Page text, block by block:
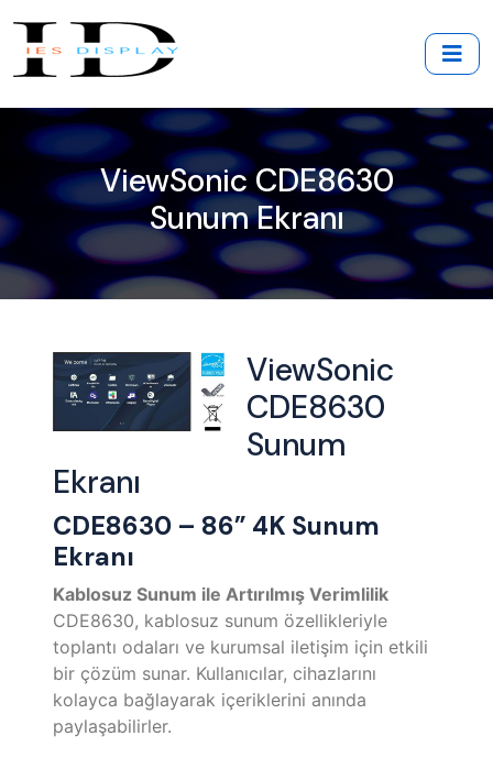
ViewSonic CDE8630
Sunum Ekranı
ViewSonic
CDE8630
Sunum
Ekranı
CDE8630 – 86” 4K Sunum
Ekranı
Kablosuz Sunum ile Artırılmış Verimlilik
CDE8630, kablosuz sunum özellikleriyle
toplantı odaları ve kurumsal iletişim için etkili
bir çözüm sunar. Kullanıcılar, cihazlarını
kolayca bağlayarak içeriklerini anında
paylaşabilirler.